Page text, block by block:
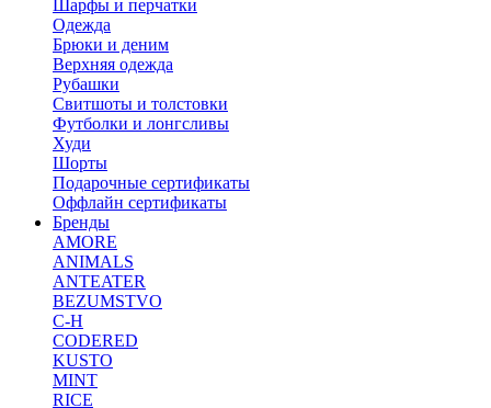
Шарфы и перчатки
Одежда
Брюки и деним
Верхняя одежда
Рубашки
Свитшоты и толстовки
Футболки и лонгсливы
Худи
Шорты
Подарочные сертификаты
Оффлайн сертификаты
Бренды
AMORE
ANIMALS
ANTEATER
BEZUMSTVO
C-H
CODERED
KUSTO
MINT
RICE